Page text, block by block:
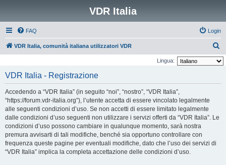
VDR Italia
FAQ Login
VDR Italia, comunità italiana utilizzatori VDR
e
Lingua:
VDR Italia - Registrazione
Accedendo a “VDR Italia” (in seguito “noi”, “nostro”, “VDR Italia”,
“https://forum.vdr-italia.org”), l’utente accetta di essere vincolato legalmente
alle seguenti condizioni d’uso. Se non accetti di essere limitato legalmente
dalle condizioni d’uso seguenti non utilizzare i servizi offerti da “VDR Italia”. Le
condizioni d’uso possono cambiare in qualunque momento, sarà nostra
premura avvisarti di tali modifiche, benché sia opportuno controllare con
frequenza queste pagine per eventuali modifiche, dato che l’uso dei servizi di
“VDR Italia” implica la completa accettazione delle condizioni d’uso.